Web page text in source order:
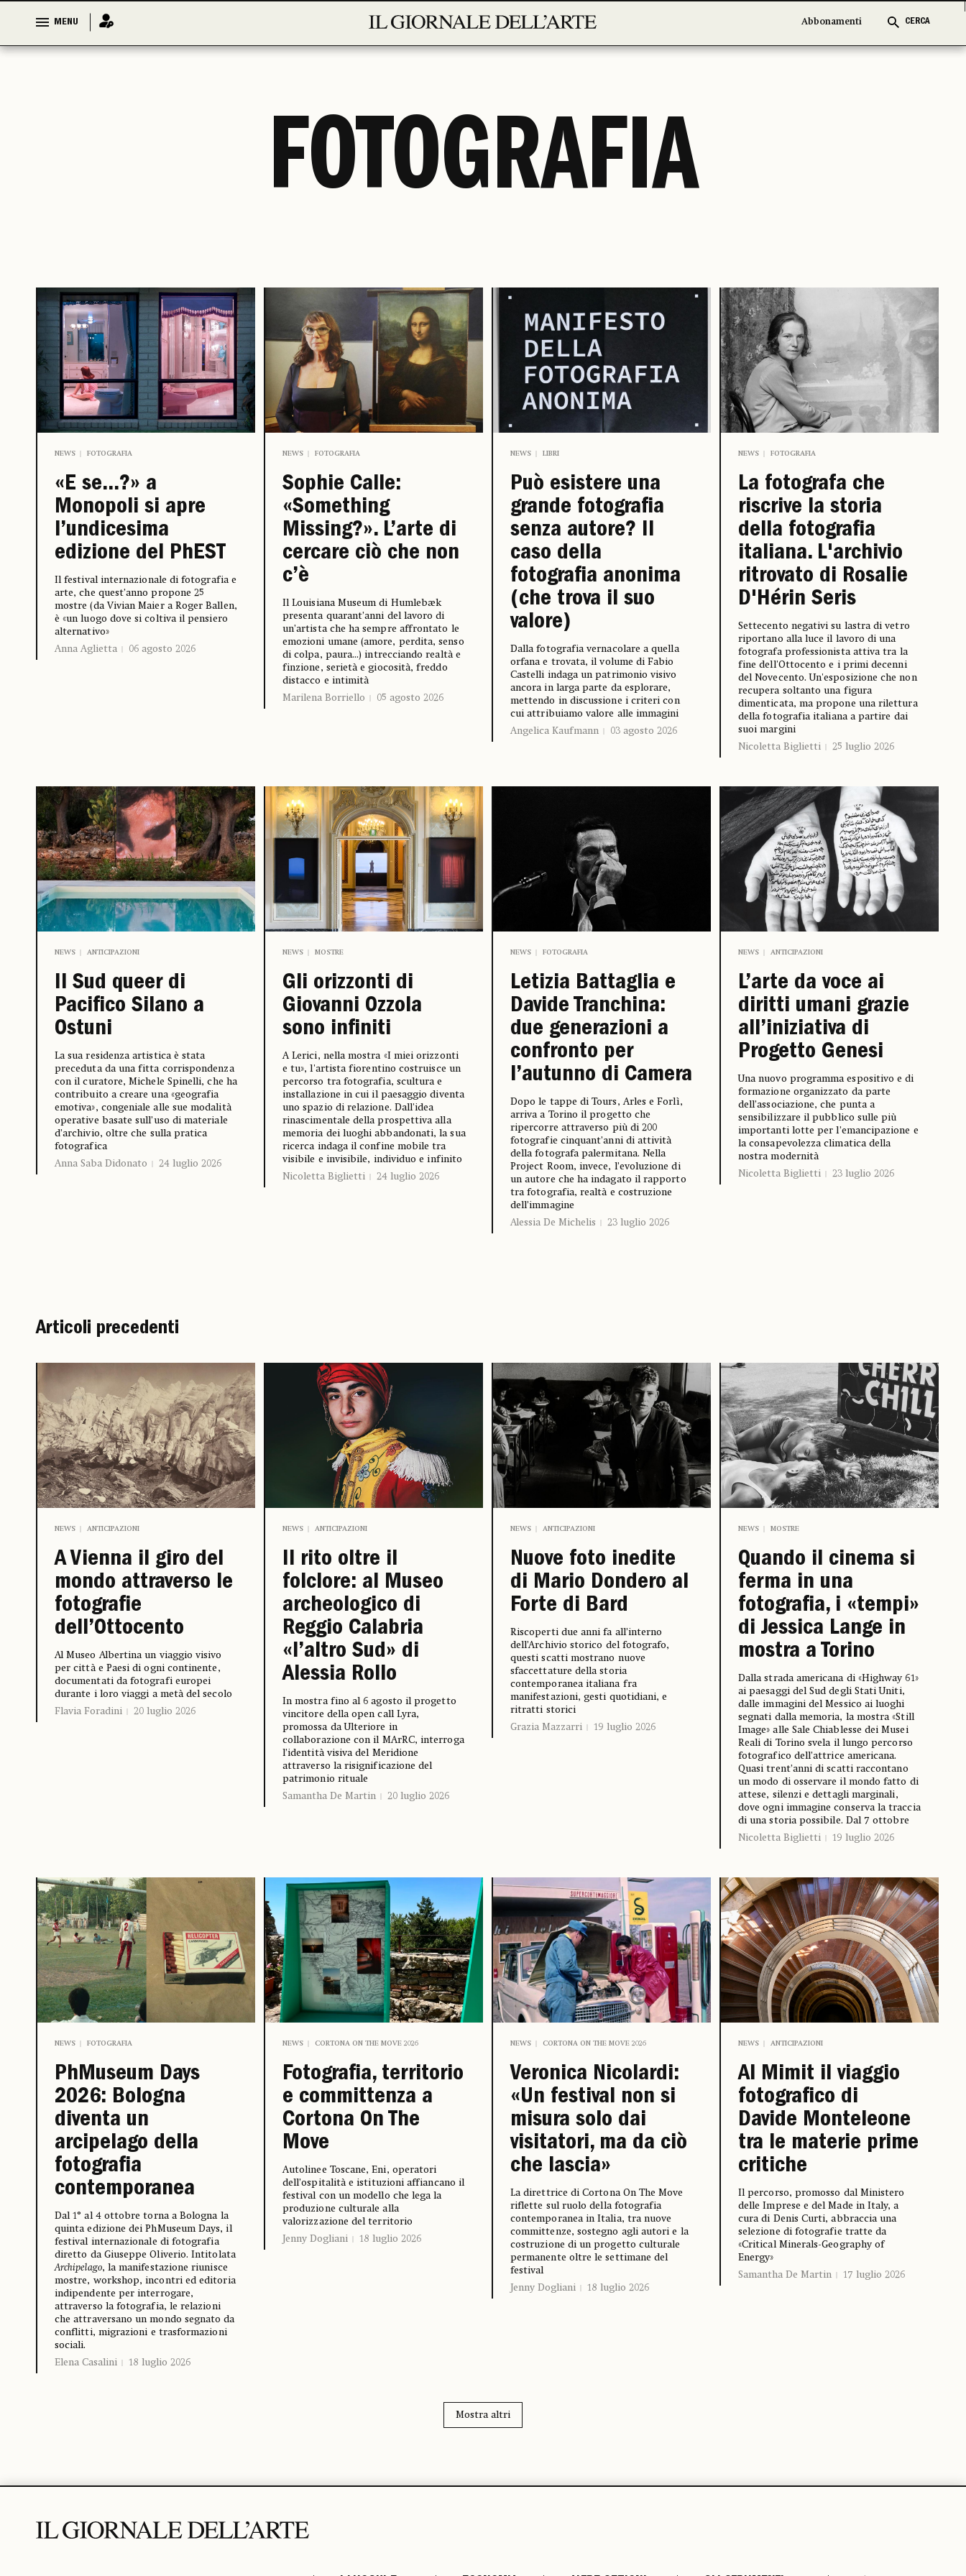
MENU Abbonamenti CERCA
MENU Abbonamenti CERCA
FOTOGRAFIA
NEWS FOTOGRAFIA
«E se…?» a
Monopoli si apre
l’undicesima
edizione del PhEST
Il festival internazionale di fotografia e
arte, che quest’anno propone 25
mostre (da Vivian Maier a Roger Ballen,
è «un luogo dove si coltiva il pensiero
alternativo»
Anna Aglietta
06 agosto 2026
NEWS FOTOGRAFIA
Sophie Calle:
«Something
Missing?». L’arte di
cercare ciò che non
c’è
Il Louisiana Museum di Humlebæk
presenta quarant’anni del lavoro di
un’artista che ha sempre affrontato le
emozioni umane (amore, perdita, senso
di colpa, paura...) intrecciando realtà e
finzione, serietà e giocosità, freddo
distacco e intimità
Marilena Borriello
05 agosto 2026
NEWS LIBRI
Può esistere una
grande fotografia
senza autore? Il
caso della
fotografia anonima
(che trova il suo
valore)
Dalla fotografia vernacolare a quella
orfana e trovata, il volume di Fabio
Castelli indaga un patrimonio visivo
ancora in larga parte da esplorare,
mettendo in discussione i criteri con
cui attribuiamo valore alle immagini
Angelica Kaufmann
03 agosto 2026
NEWS FOTOGRAFIA
La fotografa che
riscrive la storia
della fotografia
italiana. L'archivio
ritrovato di Rosalie
D'Hérin Seris
Settecento negativi su lastra di vetro
riportano alla luce il lavoro di una
fotografa professionista attiva tra la
fine dell'Ottocento e i primi decenni
del Novecento. Un'esposizione che non
recupera soltanto una figura
dimenticata, ma propone una rilettura
della fotografia italiana a partire dai
suoi margini
Nicoletta Biglietti
25 luglio 2026
NEWS ANTICIPAZIONI
Il Sud queer di
Pacifico Silano a
Ostuni
La sua residenza artistica è stata
preceduta da una fitta corrispondenza
con il curatore, Michele Spinelli, che ha
contribuito a creare una «geografia
emotiva», congeniale alle sue modalità
operative basate sull’uso di materiale
d’archivio, oltre che sulla pratica
fotografica
Anna Saba Didonato
24 luglio 2026
NEWS MOSTRE
Gli orizzonti di
Giovanni Ozzola
sono infiniti
A Lerici, nella mostra «I miei orizzonti
e tu», l'artista fiorentino costruisce un
percorso tra fotografia, scultura e
installazione in cui il paesaggio diventa
uno spazio di relazione. Dall'idea
rinascimentale della prospettiva alla
memoria dei luoghi abbandonati, la sua
ricerca indaga il confine mobile tra
visibile e invisibile, individuo e infinito
Nicoletta Biglietti
24 luglio 2026
NEWS FOTOGRAFIA
Letizia Battaglia e
Davide Tranchina:
due generazioni a
confronto per
l’autunno di Camera
Dopo le tappe di Tours, Arles e Forlì,
arriva a Torino il progetto che
ripercorre attraverso più di 200
fotografie cinquant’anni di attività
della fotografa palermitana. Nella
Project Room, invece, l’evoluzione di
un autore che ha indagato il rapporto
tra fotografia, realtà e costruzione
dell’immagine
Alessia De Michelis
23 luglio 2026
NEWS ANTICIPAZIONI
L’arte da voce ai
diritti umani grazie
all’iniziativa di
Progetto Genesi
Una nuovo programma espositivo e di
formazione organizzato da parte
dell’associazione, che punta a
sensibilizzare il pubblico sulle più
importanti lotte per l’emancipazione e
la consapevolezza climatica della
nostra modernità
Nicoletta Biglietti
23 luglio 2026
Articoli precedenti
NEWS ANTICIPAZIONI
A Vienna il giro del
mondo attraverso le
fotografie
dell’Ottocento
Al Museo Albertina un viaggio visivo
per città e Paesi di ogni continente,
documentati da fotografi europei
durante i loro viaggi a metà del secolo
Flavia Foradini
20 luglio 2026
NEWS ANTICIPAZIONI
Il rito oltre il
folclore: al Museo
archeologico di
Reggio Calabria
«l’altro Sud» di
Alessia Rollo
In mostra fino al 6 agosto il progetto
vincitore della open call Lyra,
promossa da Ulteriore in
collaborazione con il MArRC, interroga
l’identità visiva del Meridione
attraverso la risignificazione del
patrimonio rituale
Samantha De Martin
20 luglio 2026
NEWS ANTICIPAZIONI
Nuove foto inedite
di Mario Dondero al
Forte di Bard
Riscoperti due anni fa all’interno
dell’Archivio storico del fotografo,
questi scatti mostrano nuove
sfaccettature della storia
contemporanea italiana fra
manifestazioni, gesti quotidiani, e
ritratti storici
Grazia Mazzarri
19 luglio 2026
NEWS MOSTRE
Quando il cinema si
ferma in una
fotografia, i «tempi»
di Jessica Lange in
mostra a Torino
Dalla strada americana di «Highway 61»
ai paesaggi del Sud degli Stati Uniti,
dalle immagini del Messico ai luoghi
segnati dalla memoria, la mostra «Still
Image» alle Sale Chiablesse dei Musei
Reali di Torino svela il lungo percorso
fotografico dell’attrice americana.
Quasi trent’anni di scatti raccontano
un modo di osservare il mondo fatto di
attese, silenzi e dettagli marginali,
dove ogni immagine conserva la traccia
di una storia possibile. Dal 7 ottobre
Nicoletta Biglietti
19 luglio 2026
NEWS FOTOGRAFIA
PhMuseum Days
2026: Bologna
diventa un
arcipelago della
fotografia
contemporanea
Dal 1° al 4 ottobre torna a Bologna la
quinta edizione dei PhMuseum Days, il
festival internazionale di fotografia
diretto da Giuseppe Oliverio. Intitolata
Archipelago, la manifestazione riunisce
mostre, workshop, incontri ed editoria
indipendente per interrogare,
attraverso la fotografia, le relazioni
che attraversano un mondo segnato da
conflitti, migrazioni e trasformazioni
sociali.
Elena Casalini
18 luglio 2026
NEWS CORTONA ON THE MOVE 2026
Fotografia, territorio
e committenza a
Cortona On The
Move
Autolinee Toscane, Eni, operatori
dell’ospitalità e istituzioni affiancano il
festival con un modello che lega la
produzione culturale alla
valorizzazione del territorio
Jenny Dogliani
18 luglio 2026
NEWS CORTONA ON THE MOVE 2026
Veronica Nicolardi:
«Un festival non si
misura solo dai
visitatori, ma da ciò
che lascia»
La direttrice di Cortona On The Move
riflette sul ruolo della fotografia
contemporanea in Italia, tra nuove
committenze, sostegno agli autori e la
costruzione di un progetto culturale
permanente oltre le settimane del
festival
Jenny Dogliani
18 luglio 2026
NEWS ANTICIPAZIONI
Al Mimit il viaggio
fotografico di
Davide Monteleone
tra le materie prime
critiche
Il percorso, promosso dal Ministero
delle Imprese e del Made in Italy, a
cura di Denis Curti, abbraccia una
selezione di fotografie tratte da
«Critical Minerals-Geography of
Energy»
Samantha De Martin
17 luglio 2026
Mostra altri